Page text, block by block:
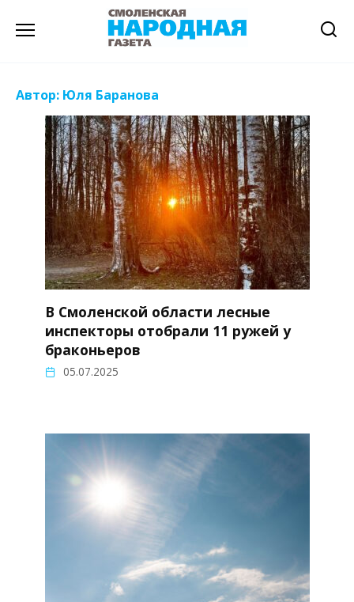
Автор: Юля Баранова
В Смоленской области лесные
инспекторы отобрали 11 ружей у
браконьеров
05.07.2025